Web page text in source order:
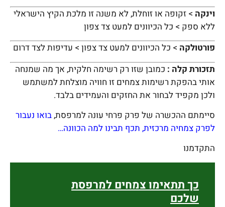
וינקה > זקופה או זוחלת, לא משנה זו מלכת הקיץ הישראלי
ללא ספק > כל הכיוונים למעט צד צפון
פורטולקה > כל הכיוונים למעט צד צפון > עדיפות לצד דרום
תזכורת קלה : כמובן שזו רק רשימה חלקית, אך מה שמנחה
אותי בהפקת רשימות צמחים זו חוויה מוצלחת למשתמש
ולכן מקפיד לבחור את החזקים והעמידים בלבד.
סיימתם ההכשרה של פרק פרחי עונה למרפסת,בואו נעבור
לפרק צמחיה מרכזית, תכף תבינו למה הכוונה…
התקדמנו
כך תתאימו צמחים למרפסת
שלכם